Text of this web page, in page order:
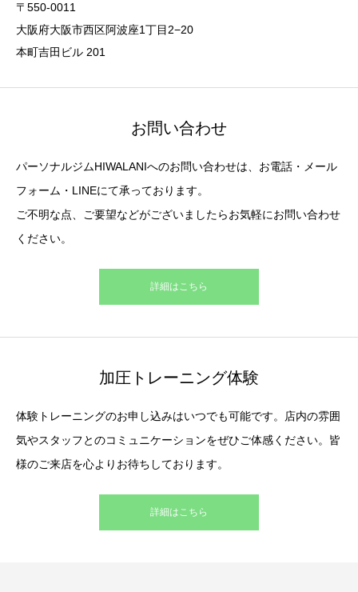
〒550-0011
大阪府大阪市西区阿波座1丁目2−20
本町吉田ビル 201
お問い合わせ
パーソナルジムHIWALANIへのお問い合わせは、お電話・メール
フォーム・LINEにて承っております。
ご不明な点、ご要望などがございましたらお気軽にお問い合わせ
ください。
詳細はこちら
加圧トレーニング体験
体験トレーニングのお申し込みはいつでも可能です。店内の雰囲
気やスタッフとのコミュニケーションをぜひご体感ください。皆
様のご来店を心よりお待ちしております。
詳細はこちら